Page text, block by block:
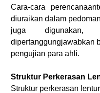
Cara-cara
diuraikan dalam
juga digunakan,
dipertanggungjawabkan
pengujian para ahli.
Struktur Perkerasan
Struktur perkerasan